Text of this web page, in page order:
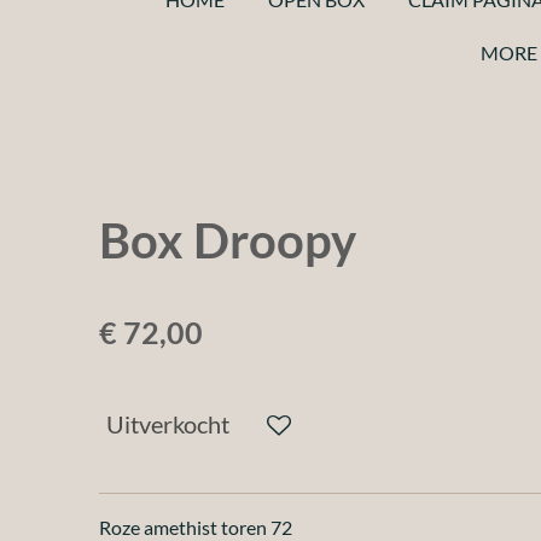
Box Droopy
€ 72,00
Uitverkocht
Roze amethist toren 72